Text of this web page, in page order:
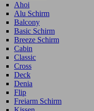
Ahoi
Alu Schirm
Balcony
Basic Schirm
Breeze Schirm
Cabin
Classic
Cross
Deck
Denia
Flip
Freiarm Schirm